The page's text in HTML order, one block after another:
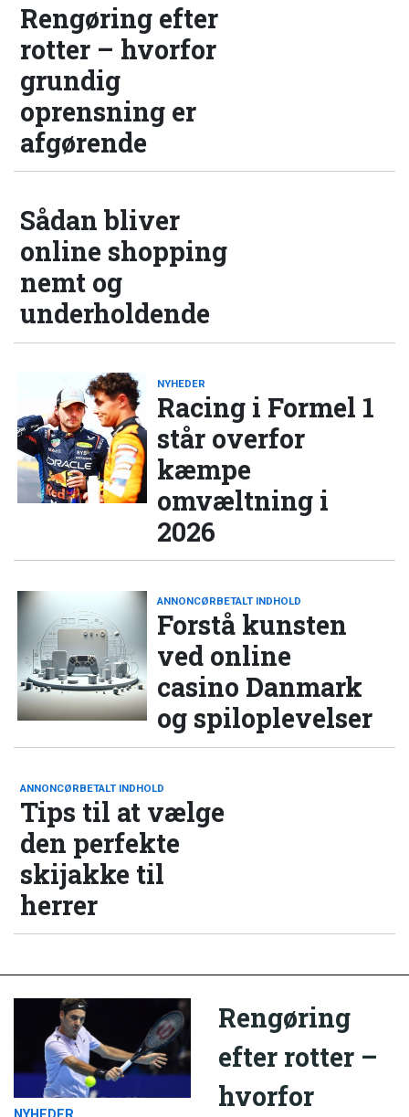
Rengøring efter
rotter – hvorfor
grundig
oprensning er
afgørende
Sådan bliver
online shopping
nemt og
underholdende
NYHEDER
Racing i Formel 1
står overfor
kæmpe
omvæltning i
2026
ANNONCØRBETALT INDHOLD
Forstå kunsten
ved online
casino Danmark
og spiloplevelser
ANNONCØRBETALT INDHOLD
Tips til at vælge
den perfekte
skijakke til
herrer
Rengøring
efter rotter –
hvorfor